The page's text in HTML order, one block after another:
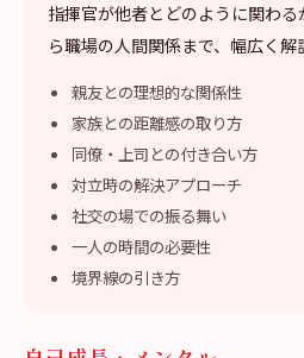
指揮官が他者とどのように関わ
ら職場の人間関係まで、幅広く解
親友との理想的な関係性
家族との距離感の取り方
同僚・上司との付き合い方
対立時の解決アプローチ
社交の場での振る舞い
一人の時間の必要性
境界線の引き方